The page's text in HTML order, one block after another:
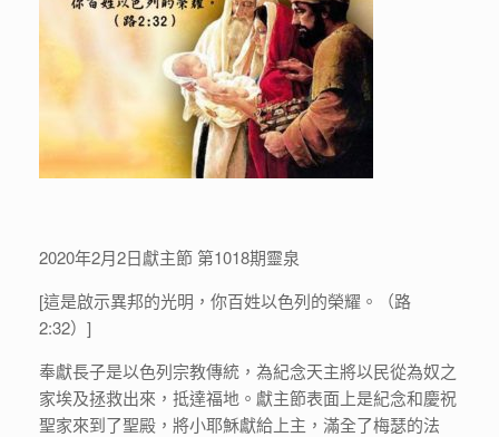
2020年2月2日獻主節 第1018期靈泉
[這是啟示異邦的光明，你百姓以色列的榮耀。（路
2:32）]
奉獻長子是以色列宗教傳統，為紀念天主將以民從為奴之
家埃及拯救出來，抵達福地。獻主節表面上是紀念和慶祝
聖家來到了聖殿，將小耶穌獻給上主，滿全了梅瑟的法